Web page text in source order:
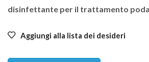
disinfettante per il trattamento
Aggiungi alla lista dei desideri